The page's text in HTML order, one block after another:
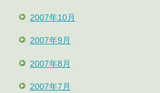
2007年10月
2007年9月
2007年8月
2007年7月